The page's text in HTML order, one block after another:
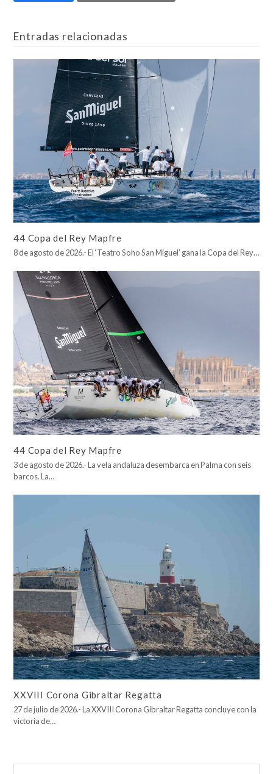
Entradas relacionadas
44 Copa del Rey Mapfre
8 de agosto de 2026.- El ‘Teatro Soho San Miguel’ gana la Copa del Rey…
44 Copa del Rey Mapfre
3 de agosto de 2026.- La vela andaluza desembarca en Palma con seis
barcos. La…
XXVIII Corona Gibraltar Regatta
27 de julio de 2026.- La XXVIII Corona Gibraltar Regatta concluye con la
victoria de…